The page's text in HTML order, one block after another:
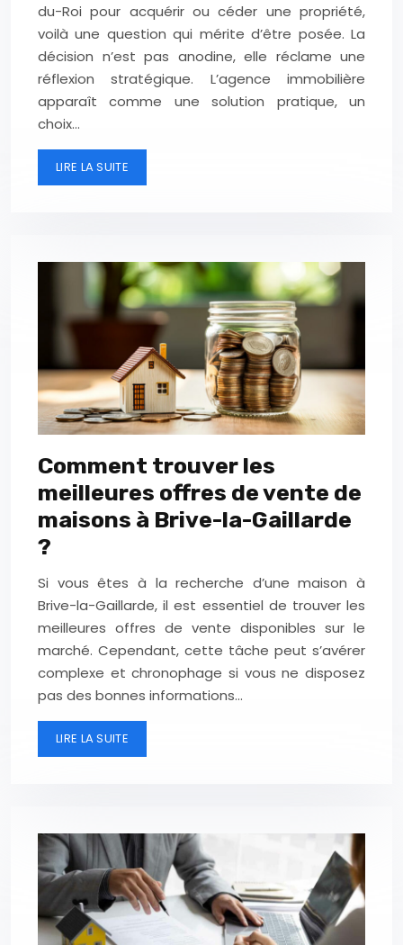
du-Roi pour acquérir ou céder une propriété,
voilà une question qui mérite d’être posée. La
décision n’est pas anodine, elle réclame une
réflexion stratégique. L’agence immobilière
apparaît comme une solution pratique, un
choix…
LIRE LA SUITE
Comment trouver les
meilleures offres de vente de
maisons à Brive-la-Gaillarde
?
Si vous êtes à la recherche d’une maison à
Brive-la-Gaillarde, il est essentiel de trouver les
meilleures offres de vente disponibles sur le
marché. Cependant, cette tâche peut s’avérer
complexe et chronophage si vous ne disposez
pas des bonnes informations…
LIRE LA SUITE